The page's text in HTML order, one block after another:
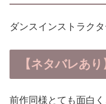
ダンスインストラク
【ネタバレあ
前作同様とても面白